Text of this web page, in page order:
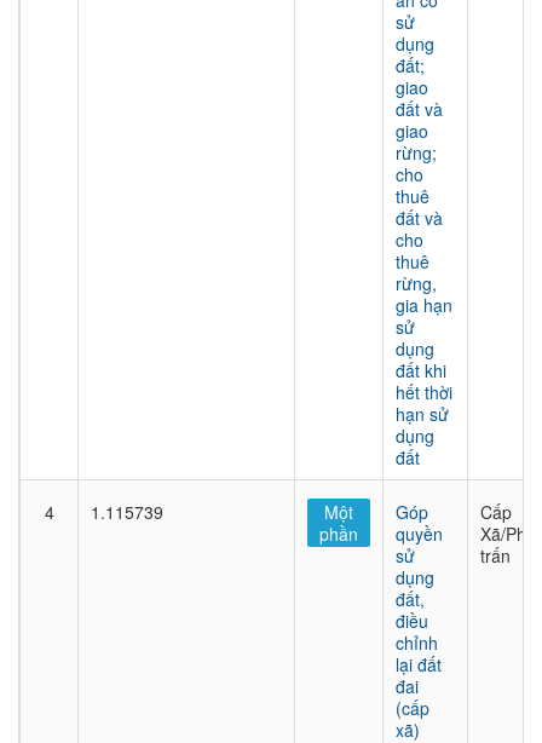
sử
dụng
đất;
giao
đất và
giao
rừng;
cho
thuê
đất và
cho
thuê
rừng,
gia hạn
sử
dụng
đất khi
hết thời
hạn sử
dụng
đất
4 1.115739
Một
phần
Góp
quyền
sử
dụng
đất,
điều
chỉnh
lại đất
đai
(cấp
xã)
Cấp
Xã/
trấn